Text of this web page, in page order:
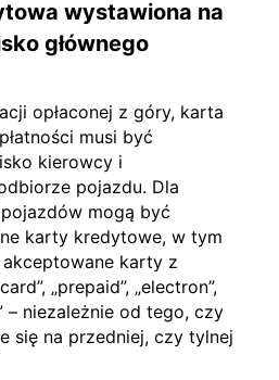
wystawiona na
głównego
opłaconej z góry, karta
musi być
kierowcy i
pojazdu. Dla
mogą być
karty kredytowe, w tym
akceptowane karty z
„prepaid”, „electron”,
– niezależnie od tego, czy
się na przedniej, czy tylnej